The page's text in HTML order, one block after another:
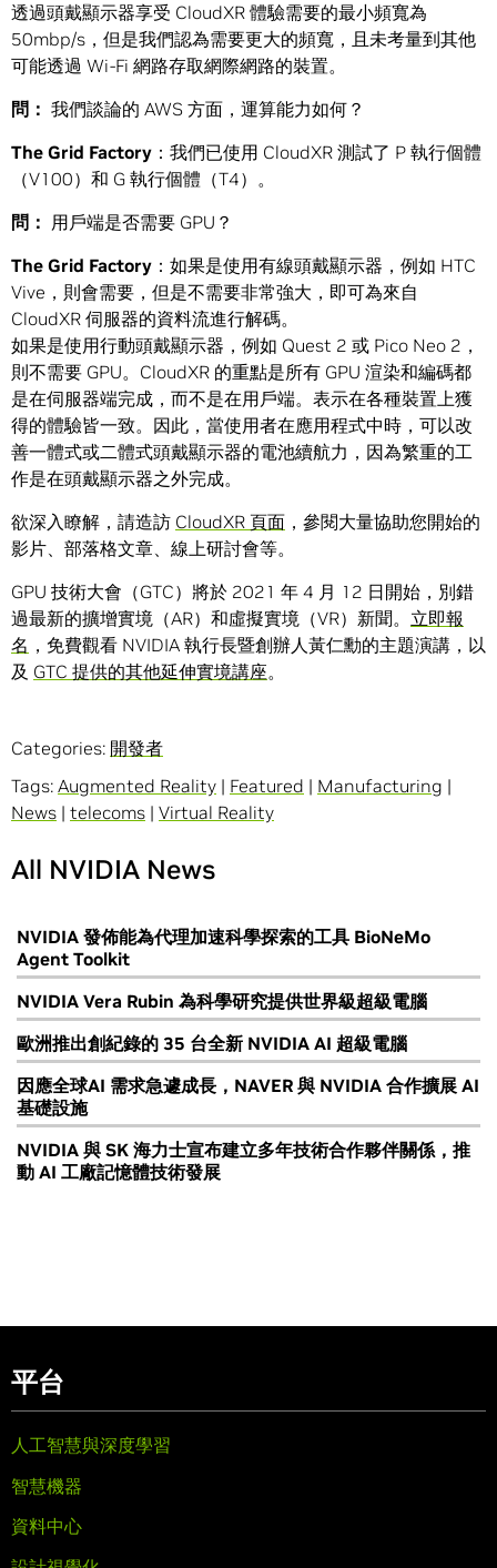
透過頭戴顯示器享受 CloudXR 體驗需要的最小頻寬為
50mbp/s，但是我們認為需要更大的頻寬，且未考量到其他
可能透過 Wi-Fi 網路存取網際網路的裝置。
問： 我們談論的 AWS 方面，運算能力如何？
The Grid Factory ：我們已使用 CloudXR 測試了 P 執行個體
（V100）和 G 執行個體（T4）。
問 ： 用戶端是否需要 GPU？
The Grid Factory ：如果是使用有線頭戴顯示器，例如 HTC
Vive，則會需要，但是不需要非常強大，即可為來自
CloudXR 伺服器的資料流進行解碼。
如果是使用行動頭戴顯示器，例如 Quest 2 或 Pico Neo 2，
則不需要 GPU。CloudXR 的重點是所有 GPU 渲染和編碼都
是在伺服器端完成，而不是在用戶端。表示在各種裝置上獲
得的體驗皆一致。因此，當使用者在應用程式中時，可以改
善一體式或二體式頭戴顯示器的電池續航力，因為繁重的工
作是在頭戴顯示器之外完成。
欲深入瞭解，請造訪 CloudXR 頁面 ，參閱大量協助您開始的
影片、部落格文章、線上研討會等。
GPU 技術大會（GTC）將於 2021 年 4 月 12 日開始，別錯
過最新的擴增實境（AR）和虛擬實境（VR）新聞。 立即報
名 ，免費觀看 NVIDIA 執行長暨創辦人黃仁勳的主題演講，以
及 GTC 提供的其他延伸實境講座。
Categories: 開發者
Tags: Augmented Reality | Featured | Manufacturing |
News | telecoms | Virtual Reality
All NVIDIA News
NVIDIA 發佈能為代理加速科學探索的工具 BioNeMo
Agent Toolkit
NVIDIA Vera Rubin 為科學研究提供世界級超級電腦
歐洲推出創紀錄的 35 台全新 NVIDIA AI 超級電腦
因應全球AI 需求急遽成長，NAVER 與 NVIDIA 合作擴展 AI
基礎設施
NVIDIA 與 SK 海力士宣布建立多年技術合作夥伴關係，推
動 AI 工廠記憶體技術發展
平台
人工智慧與深度學習
智慧機器
資料中心